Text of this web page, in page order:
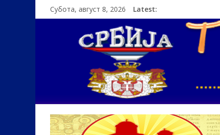
Субота, август 8, 2026 Latest: